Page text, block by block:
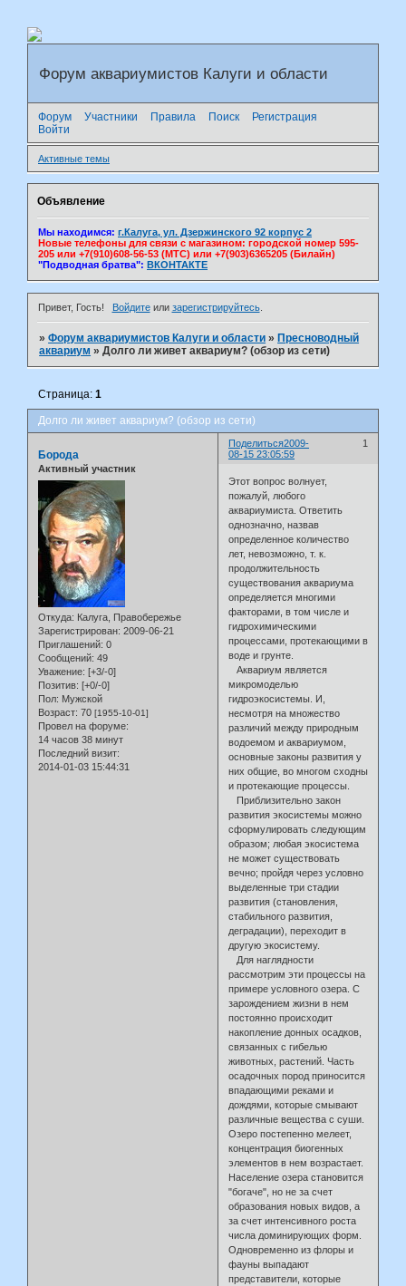
Форум аквариумистов Калуги и области
Форум Участники Правила Поиск
Регистрация
Войти
Активные темы
Объявление
Мы находимся: г.Калуга, ул. Дзержинского 92 корпус 2
Новые телефоны для связи с магазином: городской номер 595-
205 или +7(910)608-56-53 (МТС) или +7(903)6365205 (Билайн)
"Подводная братва": ВКОНТАКТЕ
Привет, Гость! Войдитеили зарегистрируйтесь.
»Форум аквариумистов Калуги и области » Пресноводный
аквариум »Долго ли живет аквариум? (обзор из сети)
Долго ли живет аквариум? (обзор из сети)
Страница:1
Поделиться 1
2009-
08-15 23:05:59
Борода
Активный участник
Откуда: Калуга, Правобережье
Зарегистрирован: 2009-06-21
Приглашений: 0
Сообщений: 49
Уважение: [+3/-0]
Позитив: [+0/-0]
Пол: Мужской
Возраст: 70 [1955-10-01]
Провел на форуме:
14 часов 38 минут
Последний визит:
2014-01-03 15:44:31
Этот вопрос волнует,
пожалуй, любого
аквариумиста. Ответить
однозначно, назвав
определенное количество
лет, невозможно, т. к.
продолжительность
существования аквариума
определяется многими
факторами, в том числе и
гидрохимическими
процессами, протекающими в
воде и грунте.
Аквариум является
микромоделью
гидроэкосистемы. И,
несмотря на множество
различий между природным
водоемом и аквариумом,
основные законы развития у
них общие, во многом сходны
и протекающие процессы.
Приблизительно закон
развития экосистемы можно
сформулировать следующим
образом; любая экосистема
не может существовать
вечно; пройдя через условно
выделенные три стадии
развития (становления,
стабильного развития,
деградации), переходит в
другую экосистему.
Для наглядности
рассмотрим эти процессы на
примере условного озера. С
зарождением жизни в нем
постоянно происходит
накопление донных осадков,
связанных с гибелью
животных, растений. Часть
осадочных пород приносится
впадающими реками и
дождями, которые смывают
различные вещества с суши.
Озеро постепенно мелеет,
концентрация биогенных
элементов в нем возрастает.
Население озера становится
"богаче", но не за счет
образования новых видов, а
за счет интенсивного роста
числа доминирующих форм.
Одновременно из флоры и
фауны выпадают
представители, которые